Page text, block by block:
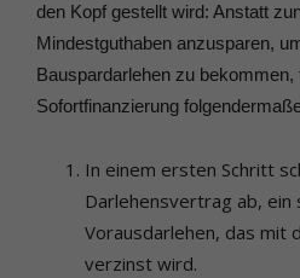
den Kopf gestellt wird: Anstatt
Mindestguthaben anzusparen,
Bauspardarlehen zu bekommen,
Sofortfinanzierung
In einem ersten Schritt
Darlehensvertrag ab, ein
Vorausdarlehen, das mit
verzinst wird.